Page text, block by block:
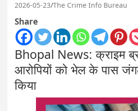
2026-05-23 The Crime Info Bureau
Share
Bhopal News: क्राइम
आरोपियों को भेल के पास
किया